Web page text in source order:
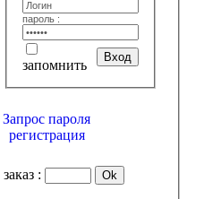
пароль :
запомнить
Запрос пароля
регистрация
заказ :